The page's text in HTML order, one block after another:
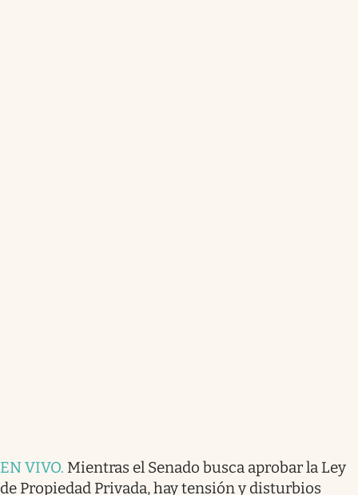
EN VIVO. Mientras el Senado busca aprobar la Ley
de Propiedad Privada, hay tensión y disturbios